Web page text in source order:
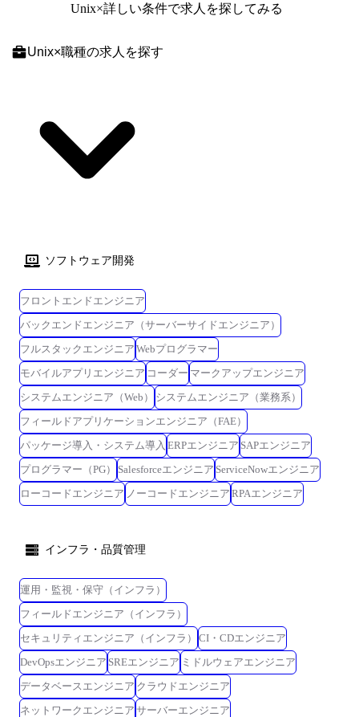
たいと考えております。 ※別途マネジメント業務については、営業サポ
件例 ご自身のご経験・強み・志向性に合わせそれぞれの案件、各開発フ
Unix×詳しい条件で求人を探してみる
Unix×職種の求人を探す
ソフトウェア開発
フロントエンドエンジニア
バックエンドエンジニア（サーバーサイドエンジニア）
フルスタックエンジニア Webプログラマー
モバイルアプリエンジニア コーダー マークアップエンジニア
システムエンジニア（Web）
システムエンジニア（業務系）
フィールドアプリケーションエンジニア（FAE）
パッケージ導入・システム導入 ERPエンジニア SAPエンジニア
プログラマー（PG）
Salesforceエンジニア ServiceNowエンジニア
ローコードエンジニア ノーコードエンジニア RPAエンジニア
インフラ・品質管理
運用・監視・保守（インフラ）
フィールドエンジニア（インフラ）
セキュリティエンジニア（インフラ）
CI・CDエンジニア
DevOpsエンジニア SREエンジニア ミドルウェアエンジニア
データベースエンジニア クラウドエンジニア
ネットワークエンジニア サーバーエンジニア